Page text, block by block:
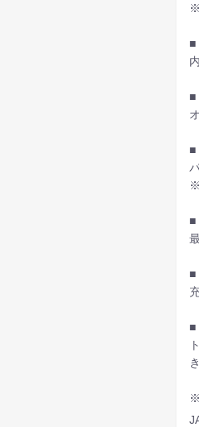
■
■
■
■
■
■